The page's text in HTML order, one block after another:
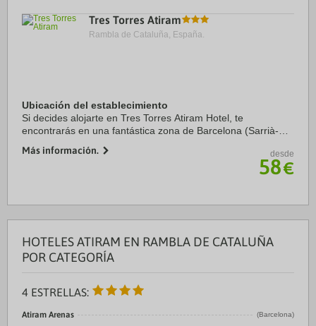
Tres Torres Atiram
Rambla de Cataluña, España.
Ubicación del establecimiento
Si decides alojarte en Tres Torres Atiram Hotel, te
encontrarás en una fantástica zona de Barcelona (Sarrià-
de Park Güell y Plaza de Catalunya. ...
Más información. desde
58€
HOTELES ATIRAM EN RAMBLA DE CATALUÑA
POR CATEGORÍA
4 ESTRELLAS:
Atiram Arenas (Barcelona)